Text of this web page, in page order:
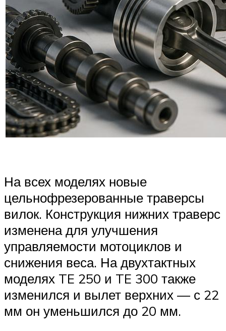
На всех моделях новые
цельнофрезерованные траверсы
вилок. Конструкция нижних траверс
изменена для улучшения
управляемости мотоциклов и
снижения веса. На двухтактных
моделях TE 250 и TE 300 также
изменился и вылет верхних — с 22
мм он уменьшился до 20 мм.